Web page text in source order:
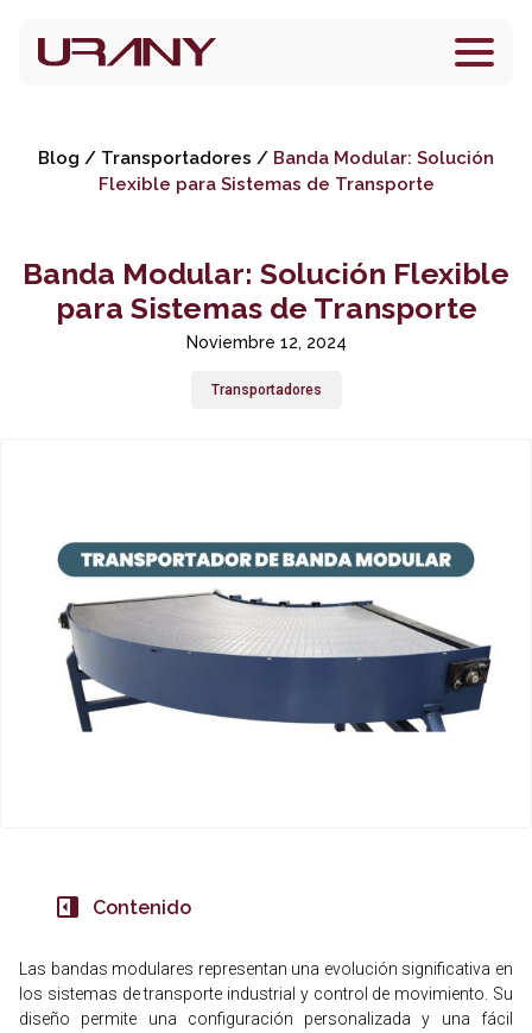
Blog / Transportadores / Banda Modular: Solución
Flexible para Sistemas de Transporte
Banda Modular: Solución Flexible
para Sistemas de Transporte
Noviembre 12, 2024
Transportadores
Contenido
Las bandas modulares representan una evolución significativa en
los sistemas de transporte industrial y control de movimiento. Su
diseño permite una configuración personalizada y una fácil